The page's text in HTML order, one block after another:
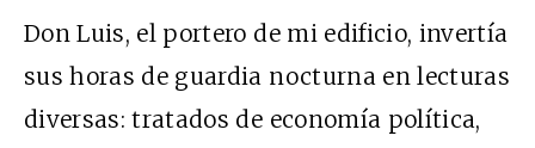
Don Luis, el portero de mi edificio, invertía
sus horas de guardia nocturna en lecturas
diversas: tratados de economía política,